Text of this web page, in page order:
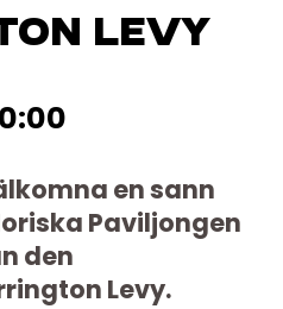
LEVY
en sann
Paviljongen
den
Levy.